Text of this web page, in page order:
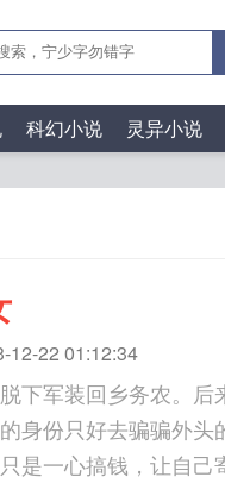
科幻小说 灵异小说
12-22 01:12:34
下军装回乡务农。
身份只好去骗骗外
是一心搞钱，让自